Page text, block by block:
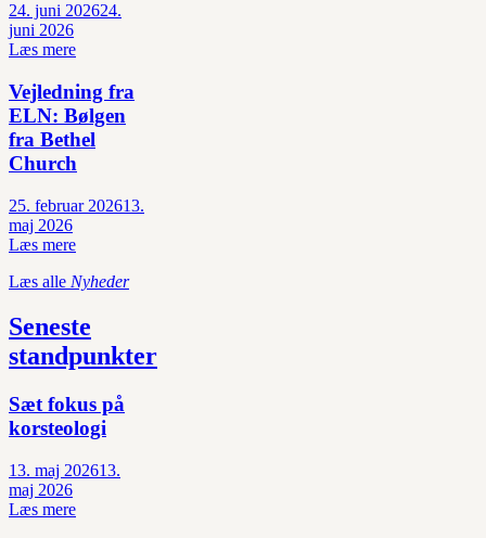
24. juni 202624.
juni 2026
Læs mere
Vejledning fra
ELN: Bølgen
fra Bethel
Church
25. februar 202613.
maj 2026
Læs mere
Læs alle Nyheder
Seneste
standpunkter
Sæt fokus på
korsteologi
13. maj 202613.
maj 2026
Læs mere